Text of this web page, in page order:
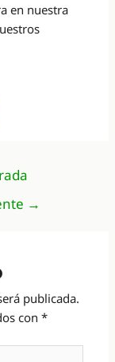
en nuestra
→
publicada.
con*